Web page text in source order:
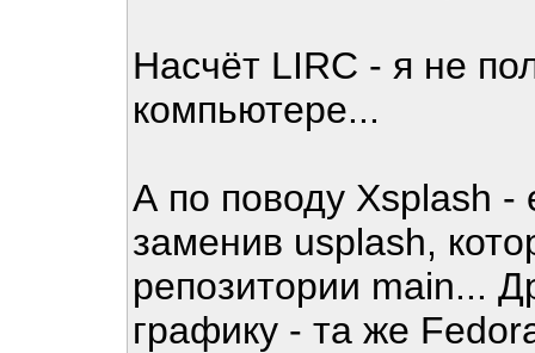
Насчёт LIRC - я не
компьютере...
А по поводу Xsplash -
заменив usplash,
репозитории main...
графику - та же